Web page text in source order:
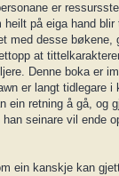
er
på eiga hand
med desse bøkene,
at
Denne boka er
er langt tidlegare
ein retning å gå, og
han seinare vil ende
ein kanskje kan